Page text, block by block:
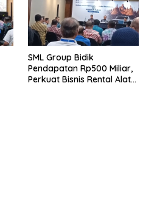
SML Group Bidik
Pendapatan Rp500 Miliar,
Perkuat Bisnis Rental Alat